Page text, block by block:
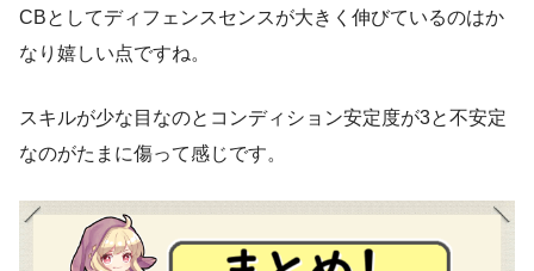
CBとしてディフェンスセンスが大きく伸びているのはか
なり嬉しい点ですね。
スキルが少な目なのとコンディション安定度が3と不安定
なのがたまに傷って感じです。